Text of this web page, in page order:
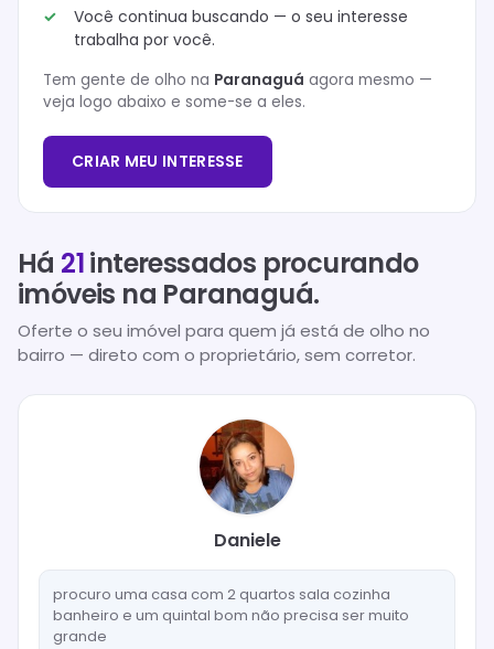
Você continua buscando — o seu interesse
trabalha por você.
Tem gente de olho na Paranaguá agora mesmo —
veja logo abaixo e some-se a eles.
CRIAR MEU INTERESSE
Há 21interessados procurando
imóveis na Paranaguá.
Oferte o seu imóvel para quem já está de olho no
bairro — direto com o proprietário, sem corretor.
Daniele
procuro uma casa com 2 quartos sala cozinha
banheiro e um quintal bom não precisa ser muito
grande